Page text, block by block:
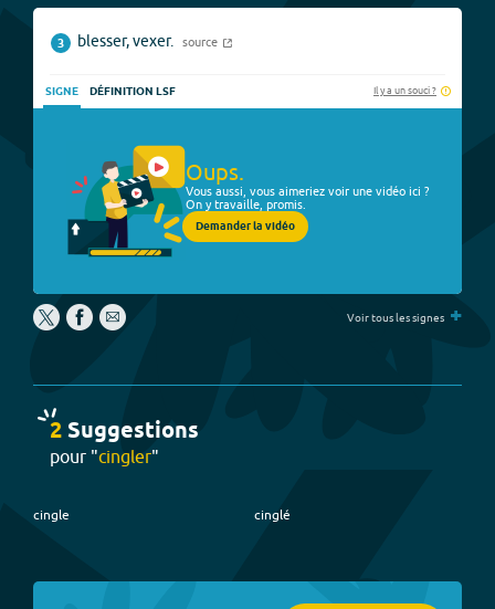
3 blesser, vexer. source
SIGNE DÉFINITION LSF Il y a un souci ?
Oups.
Vous aussi, vous aimeriez voir une vidéo ici ?
On y travaille, promis.
Demander la vidéo
Voir tous les signes +
2Suggestions
pour "cingler"
cingle cinglé